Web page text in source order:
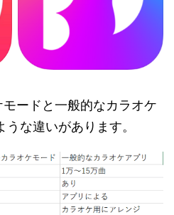
ードと一般的なカラオケ
な違いがあります。